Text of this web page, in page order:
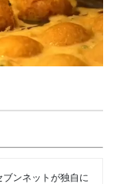
ンネットが独自に